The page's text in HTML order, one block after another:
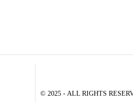
© 2025 - ALL RIGHTS